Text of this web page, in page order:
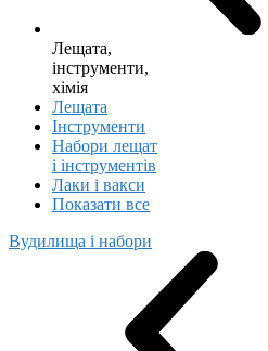
Лещата,
інструменти,
хімія
Лещата
Інструменти
Набори лещат
і інструментів
Лаки і вакси
Показати все
Вудилища і набори